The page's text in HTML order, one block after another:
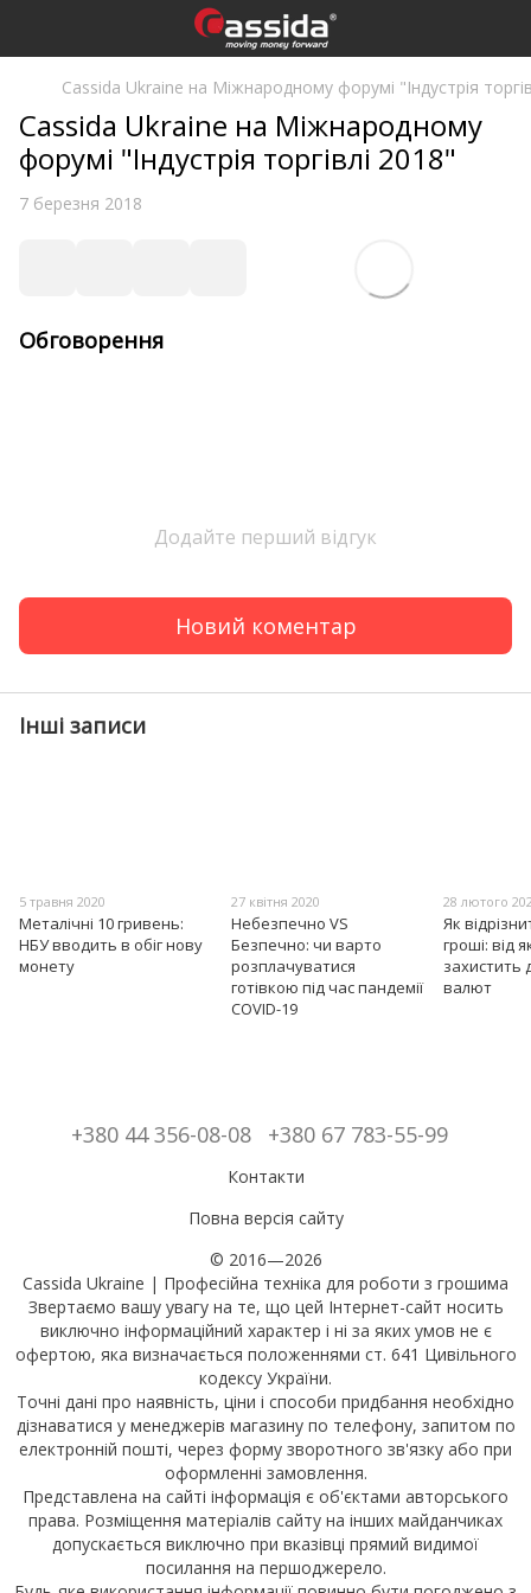
Cassida Ukraine на Міжнародному форумі "Індустрія
Cassida Ukraine на Міжнародному
форумі "Індустрія торгівлі 2018"
7 березня 2018
Обговорення
Додайте перший відгук
Новий коментар
Інші записи
5 травня 2020
Металічні 10 гривень:
НБУ вводить в обіг нову
монету
27 квітня 2020
Небезпечно VS
Безпечно: чи варто
розплачуватися
готівкою під час пандемії
COVID-19
28 лютого
Як
гроші: від
захистить
валют
+380 44 356-08-08 +380 67 783-55-99
Контакти
Повна версія сайту
© 2016—2026
Cassida Ukraine | Професійна техніка для роботи з грошима
Звертаємо вашу увагу на те, що цей Інтернет-сайт носить
виключно інформаційний характер і ні за яких умов не є
офертою, яка визначається положеннями ст. 641 Цивільного
кодексу України.
Точні дані про наявність, ціни і способи придбання необхідно
дізнаватися у менеджерів магазину по телефону, запитом по
електронній пошті, через форму зворотного зв'язку або при
оформленні замовлення.
Представлена на сайті інформація є об'єктами авторського
права. Розміщення матеріалів сайту на інших майданчиках
допускається виключно при вказівці прямий видимої
посилання на першоджерело.